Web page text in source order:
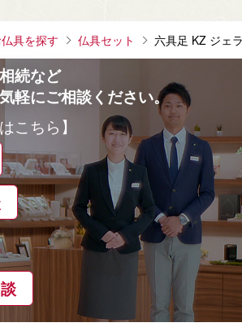
具を探す 仏具セット 六具足 KZ ジェ
続など
軽にご相談ください。
こちら】